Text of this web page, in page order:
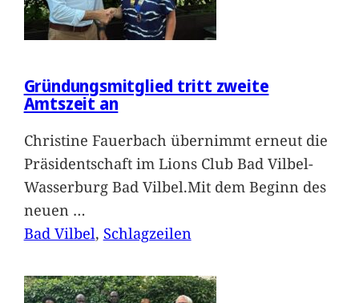
Gründungsmitglied tritt zweite
Amtszeit an
Christine Fauerbach übernimmt erneut die
Präsidentschaft im Lions Club Bad Vilbel-
Wasserburg Bad Vilbel.Mit dem Beginn des
neuen …
Bad Vilbel, Schlagzeilen